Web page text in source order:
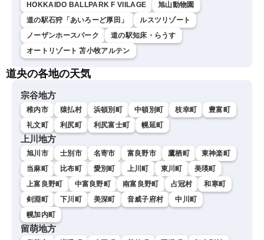
HOKKAIDO BALLPARK F VIILAGE
旭山動物園
道の駅石狩「あいろーど厚田」
ルスツリゾート
ノーザンホースパーク
道の駅知床・らうす
オートリゾート 苫小牧アルテン
道央の各地の天気
宗谷地方
稚内市 猿払村 浜頓別町 中頓別町 枝幸町
豊富町
礼文町
利尻町 利尻富士町 幌延町
上川地方
旭川市 士別市 名寄市 富良野市 鷹栖町
東神楽町
当麻町
比布町 愛別町 上川町 東川町
美瑛町
上富良野町
中富良野町 南富良野町 占冠村
和寒町
剣淵町
下川町 美深町 音威子府村
中川町
幌加内町
留萌地方